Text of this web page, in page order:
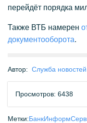
перейдёт порядка
Также ВТБ намерен
документооборота.
Автор: Служба новостей
Просмотров: 6438
Метки: